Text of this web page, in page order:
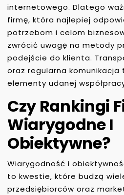
internetowego. Dlatego
firmę, która najlepiej
potrzebom i celom
zwrócić uwagę na metody
podejście do klienta.
oraz regularna komunikacja
elementy udanej
Czy Rankingi
Wiarygodne I
Obiektywne?
Wiarygodność i
to kwestie, które budzą
przedsiębiorców oraz